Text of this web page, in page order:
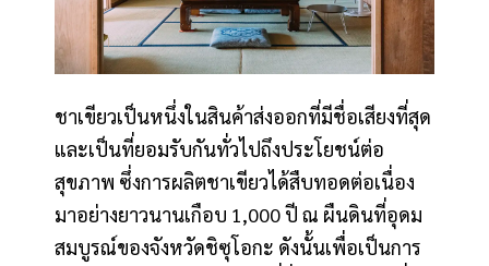
ชาเขียวเป็นหนึ่งในสินค้าส่งออกที่มีชื่อเสียงที่สุด
และเป็นที่ยอมรับกันทั่วไปถึงประโยชน์ต่อ
สุขภาพ ซึ่งการผลิตชาเขียวได้สืบทอดต่อเนื่อง
มาอย่างยาวนานเกือบ 1,000 ปี ณ ผืนดินที่อุดม
สมบูรณ์ของจังหวัดชิซุโอกะ ดังนั้นเพื่อเป็นการ